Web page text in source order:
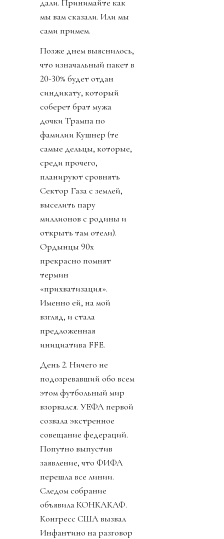
дали. Принимайте как
мы вам сказали. Или мы
сами примем.
Позже днем выяснилось,
что изначальный пакет в
20-30% будет отдан
синдикату, который
соберет брат мужа
дочки Трампа по
фамилии Кушнер (те
самые дельцы, которые,
среди прочего,
планируют сровнять
Сектор Газа с землей,
выселить пару
миллионов с родины и
открыть там отели).
Ордынцы 90х
прекрасно помнят
термин
«прихватизация».
Именно ей, на мой
взгляд, и стала
предложенная
инициатива FFE.
День 2. Ничего не
подозревавший обо всем
этом футбольный мир
взорвался. УЕФА первой
созвала экстренное
совещание федераций.
Попутно выпустив
заявление, что ФИФА
перешла все линии.
Следом собрание
объявила КОНКАКАФ.
Конгресс США вызвал
Инфантино на разговор